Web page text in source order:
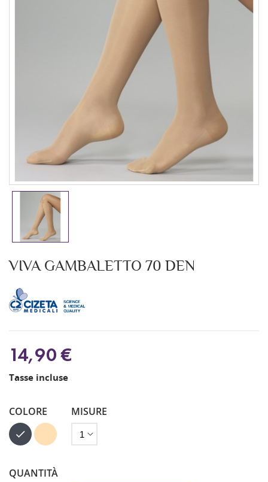
VIVA GAMBALETTO 70 DEN
14,90 €
Tasse incluse
COLORE
Nero Cipria
MISURE
QUANTITÀ